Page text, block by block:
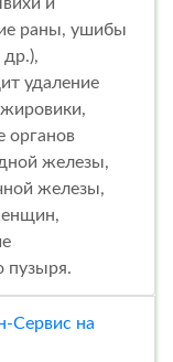
раны, ушибы
удаление
органов
железы,
железы,
пузыря.
Сервис на